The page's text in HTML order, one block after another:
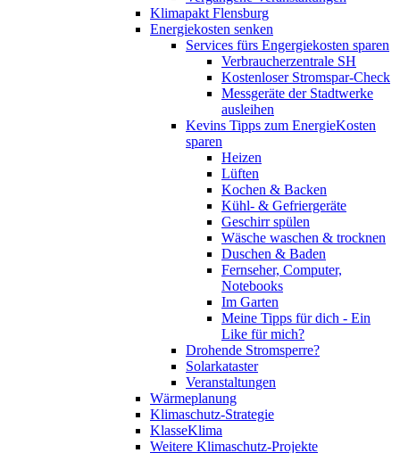
Klimapakt Flensburg
Energiekosten senken
Services fürs Engergiekosten sparen
Verbraucherzentrale SH
Kostenloser Stromspar-Check
Messgeräte der Stadtwerke
ausleihen
Kevins Tipps zum EnergieKosten
sparen
Heizen
Lüften
Kochen & Backen
Kühl- & Gefriergeräte
Geschirr spülen
Wäsche waschen & trocknen
Duschen & Baden
Fernseher, Computer,
Notebooks
Im Garten
Meine Tipps für dich - Ein
Like für mich?
Drohende Stromsperre?
Solarkataster
Veranstaltungen
Wärmeplanung
Klimaschutz-Strategie
KlasseKlima
Weitere Klimaschutz-Projekte